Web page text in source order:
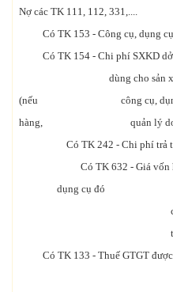
Nợ các TK 111, 112, 331,....
Có TK 153 - Công cụ, dụng cụ
Có TK 154 - Chi phí SXKD dở
dùng cho sản xuất kinh
(nếu công cụ, dụng cụ đã
hàng, quản lý doanh
Có TK 242 - Chi phí trả
Có TK 632 - Giá vốn
dụng cụ đó
Có TK 133 - Thuế GTGT